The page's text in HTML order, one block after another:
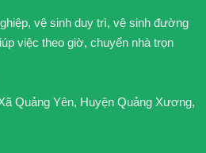
vệ sinh duy trì, vệ sinh đường
việc theo giờ, chuyển nhà trọn
Quảng Yên, Huyện Quảng Xương,